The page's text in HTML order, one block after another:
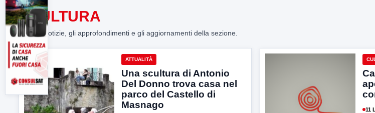
SCULTURA
Tutte le notizie, gli approfondimenti e gli aggiornamenti della sezione.
ATTUALITÀ
Una scultura di Antonio
Del Donno trova casa nel
parco del Castello di
Masnago
11